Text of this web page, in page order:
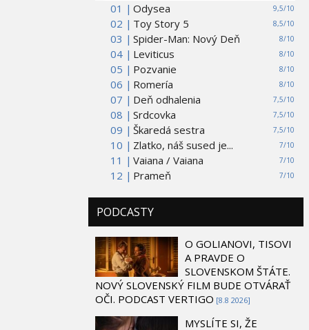
01 | 9,5/10
Odysea
02 |
8,5/10
Toy Story 5
03 |
8/10
Spider-Man: Nový Deň
04 |
8/10
Leviticus
05 |
8/10
Pozvanie
06 |
8/10
Romería
07 |
7,5/10
Deň odhalenia
08 |
7,5/10
Srdcovka
09 |
7,5/10
Škaredá sestra
10 |
7/10
Zlatko, náš sused je...
11 |
7/10
Vaiana / Vaiana
12 |
7/10
Prameň
PODCASTY
O GOLIANOVI, TISOVI
A PRAVDE O
SLOVENSKOM ŠTÁTE.
NOVÝ SLOVENSKÝ FILM BUDE OTVÁRAŤ
OČI. PODCAST VERTIGO [8.8 2026]
MYSLÍTE SI, ŽE